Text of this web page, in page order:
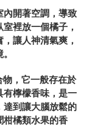
內開著空調，導致
裡放一個橘子，
讓人神清氣爽，
，它一般存在於
有檸檬香味，是一
達到讓大腦放鬆的
柑橘類水果的香